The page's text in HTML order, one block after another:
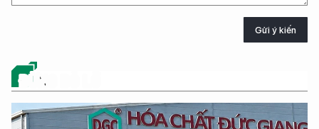
Gửi ý kiến
ĐỪNG BỎ LỠ